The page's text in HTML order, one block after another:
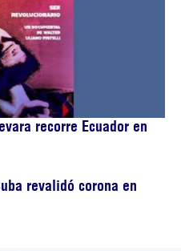
recorre Ecuador en
revalidó corona en